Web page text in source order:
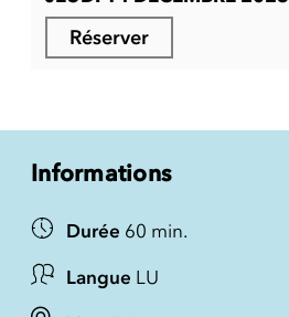
Réserver
Informations
Durée 60 min.
Langue LU